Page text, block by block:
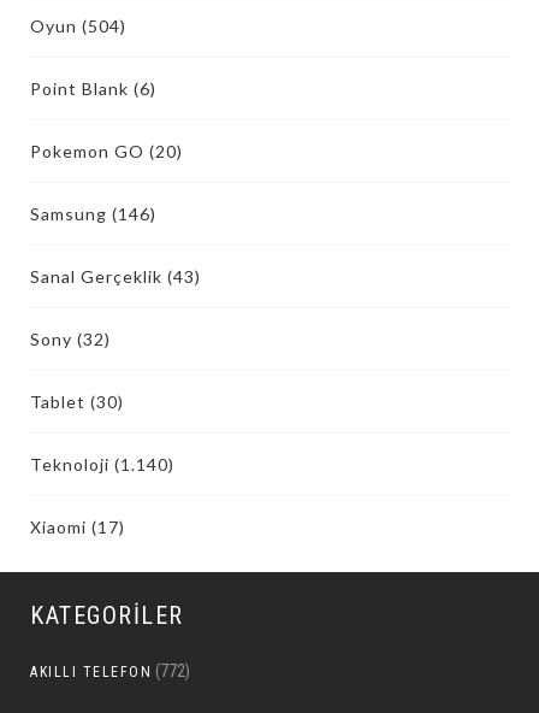
Oyun (504)
Point Blank (6)
Pokemon GO (20)
Samsung (146)
Sanal Gerçeklik (43)
Sony (32)
Tablet (30)
Teknoloji (1.140)
Xiaomi (17)
KATEGORILER
AKILLI TELEFON (772)